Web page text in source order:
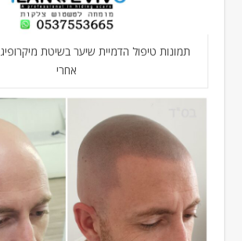
תמונות טיפול הדמיית שיער בשיטת
אחרי